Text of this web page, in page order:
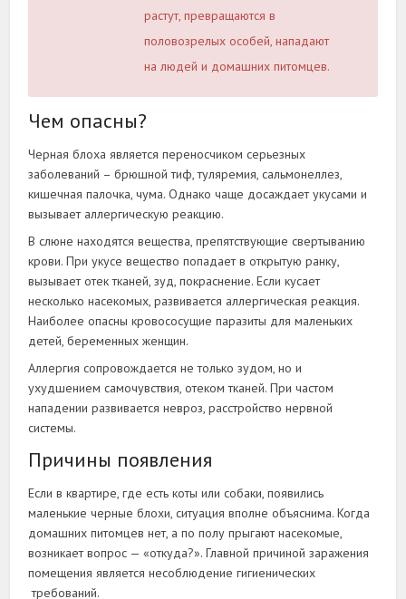
растут, превращаются в
половозрелых особей, нападают
на людей и домашних питомцев.
Чем опасны?
Черная блоха является переносчиком серьезных
заболеваний – брюшной тиф, туляремия, сальмонеллез,
кишечная палочка, чума. Однако чаще досаждает укусами и
вызывает аллергическую реакцию.
В слюне находятся вещества, препятствующие свертыванию
крови. При укусе вещество попадает в открытую ранку,
вызывает отек тканей, зуд, покраснение. Если кусает
несколько насекомых, развивается аллергическая реакция.
Наиболее опасны кровососущие паразиты для маленьких
детей, беременных женщин.
Аллергия сопровождается не только зудом, но и
ухудшением самочувствия, отеком тканей. При частом
нападении развивается невроз, расстройство нервной
системы.
Причины появления
Если в квартире, где есть коты или собаки, появились
маленькие черные блохи, ситуация вполне объяснима. Когда
домашних питомцев нет, а по полу прыгают насекомые,
возникает вопрос — «откуда?». Главной причиной заражения
помещения является несоблюдение гигиенических
требований.